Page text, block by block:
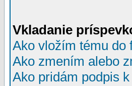
Vkladanie
Ako vložím tému do
Ako zmením alebo
Ako pridám podpis